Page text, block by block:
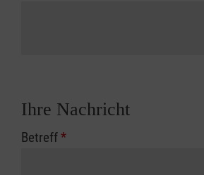
Ihre Nachricht
Betreff*